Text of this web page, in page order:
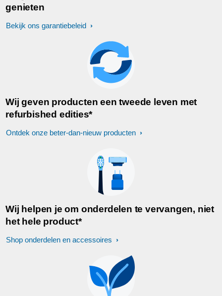
genieten
Bekijk ons garantiebeleid
Wij geven producten een tweede leven met
refurbished edities*
Ontdek onze beter-dan-nieuw producten
Wij helpen je om onderdelen te vervangen, niet
het hele product*
Shop onderdelen en accessoires